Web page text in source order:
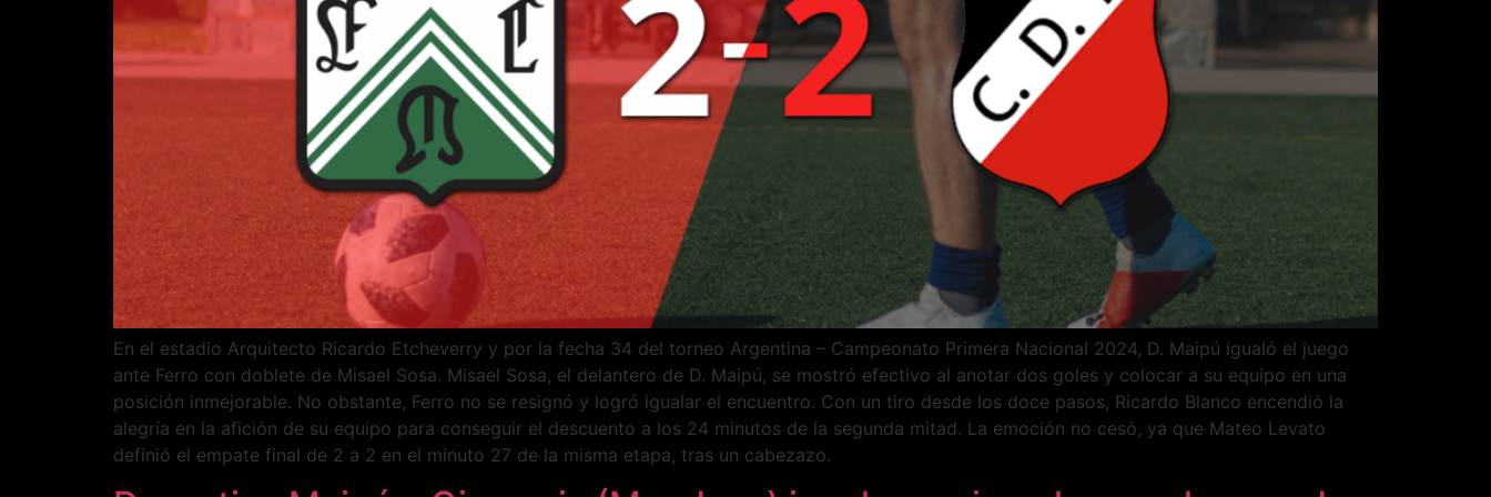
En el estadio Arquitecto Ricardo Etcheverry y por la fecha 34 del torneo Argentina – Campeonato Primera Nacional 2024, D. Maipú igualó el juego
ante Ferro con doblete de Misael Sosa. Misael Sosa, el delantero de D. Maipú, se mostró efectivo al anotar dos goles y colocar a su equipo en una
posición inmejorable. No obstante, Ferro no se resignó y logró igualar el encuentro. Con un tiro desde los doce pasos, Ricardo Blanco encendió la
alegría en la afición de su equipo para conseguir el descuento a los 24 minutos de la segunda mitad. La emoción no cesó, ya que Mateo Levato
definió el empate final de 2 a 2 en el minuto 27 de la misma etapa, tras un cabezazo.